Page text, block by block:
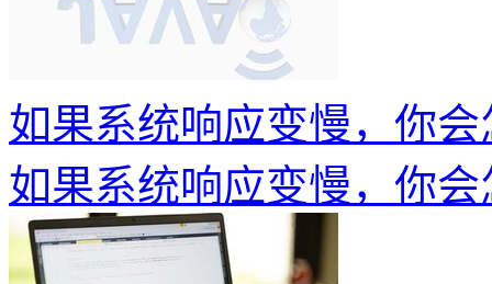
如果系统响应变慢，你
如果系统响应变慢，你